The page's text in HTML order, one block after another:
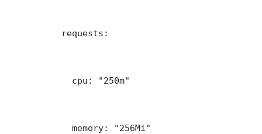
          requests:
            cpu: "250m"
            memory: "256Mi"